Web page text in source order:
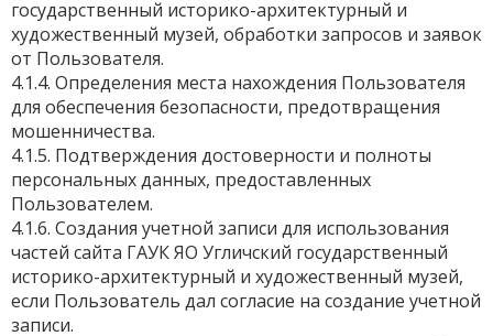
государственный историко-архитектурный и
художественный музей, обработки запросов и заявок
от Пользователя.
4.1.4. Определения места нахождения Пользователя
для обеспечения безопасности, предотвращения
мошенничества.
4.1.5. Подтверждения достоверности и полноты
персональных данных, предоставленных
Пользователем.
4.1.6. Создания учетной записи для использования
частей сайта ГАУК ЯО Угличский государственный
историко-архитектурный и художественный музей,
если Пользователь дал согласие на создание учетной
записи.